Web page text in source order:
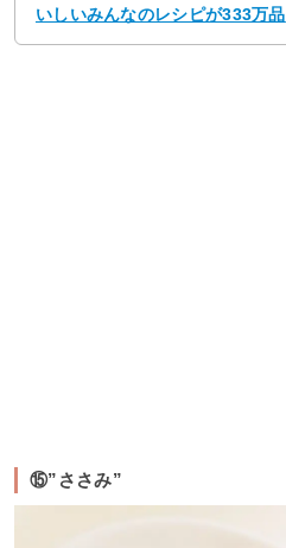
いしいみんなのレシピが333万品
⑮”ささみ”